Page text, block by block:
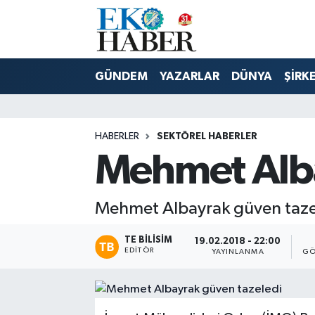
GÜNDEM YAZARLAR DÜNYA
HABERLER SEKTÖREL HABERLER
Mehmet
Mehmet Albayrak güven
TE BILISIM
EDITÖR
19.02.2018 - 22:00
YAYINLANMA
Hava Durumu
Tüm Manşetler
Haber Arşivi